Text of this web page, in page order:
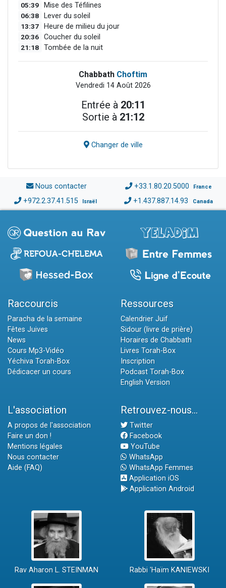
05:39 Mise des Téfilines
06:38 Lever du soleil
13:37 Heure de milieu du jour
20:36 Coucher du soleil
21:18 Tombée de la nuit
Chabbath Choftim
Vendredi 14 Août 2026
Entrée à 20:11
Sortie à 21:12
Changer de ville
Nous contacter +33.1.80.20.5000 France
+972.2.37.41.515 Israël +1.437.887.14.93 Canada
Raccourcis
Paracha de la semaine
Fêtes Juives
News
Cours Mp3-Vidéo
Yéchiva Torah-Box
Dédicacer un cours
Ressources
Calendrier Juif
Sidour (livre de prière)
Horaires de Chabbath
Livres Torah-Box
Inscription
Podcast Torah-Box
English Version
L'association
A propos de l'association
Faire un don !
Mentions légales
Nous contacter
Aide (FAQ)
Retrouvez-nous...
Twitter
Facebook
YouTube
WhatsApp
WhatsApp Femmes
Application iOS
Application Android
Rav Aharon L. STEINMAN Rabbi 'Haïm KANIEWSKI